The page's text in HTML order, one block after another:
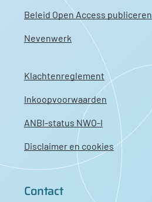
Beleid Open Access publiceren
Nevenwerk
Klachtenreglement
Inkoopvoorwaarden
ANBI-status NWO-I
Disclaimer en cookies
Contact